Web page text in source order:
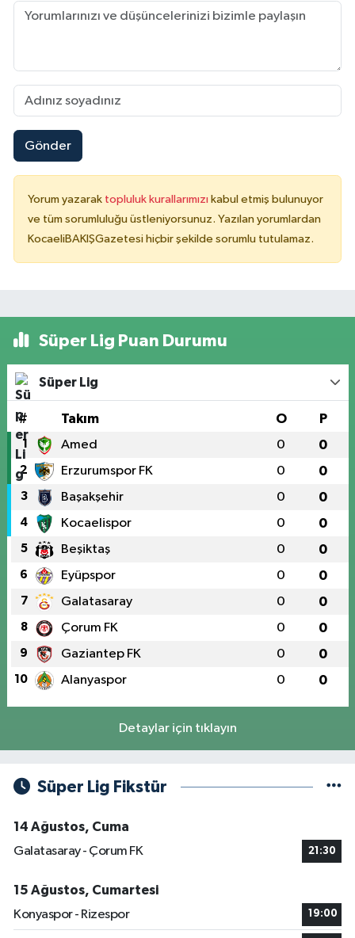
Gönder
Yorum yazarak topluluk kurallarımızı kabul etmiş bulunuyor
ve tüm sorumluluğu üstleniyorsunuz. Yazılan yorumlardan
KocaeliBAKIŞGazetesi hiçbir şekilde sorumlu tutulamaz.
Süper Lig Puan Durumu
Süper Lig
# Takım O P
1 Amed 0 0
2 Erzurumspor FK 0 0
3 Başakşehir 0 0
4 Kocaelispor 0 0
5 Beşiktaş 0 0
6 Eyüpspor 0 0
7 Galatasaray 0 0
8 Çorum FK 0 0
9 Gaziantep FK 0 0
10 Alanyaspor 0 0
Detaylar için tıklayın
Süper Lig Fikstür
14 Ağustos, Cuma
Galatasaray - Çorum FK
21:30
15 Ağustos, Cumartesi
Konyaspor - Rizespor
19:00